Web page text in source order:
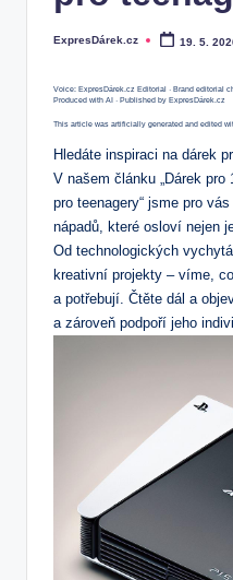
Posted
ExpresDárek.cz 19. 5.
Voice: ExpresDárek.cz Editorial · Brand editorial
Produced with AI · Published by ExpresDárek.cz
This article was artificially generated and edited
Hledáte inspiraci na dárek
V našem článku „Dárek pro
pro teenagery“ jsme pro
nápadů, které osloví nejen
Od technologických
kreativní projekty – víme,
a potřebují. Čtěte dál a
a zároveň podpoří jeho